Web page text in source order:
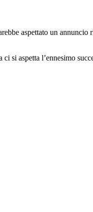
aspettato un annuncio
si aspetta l’ennesimo